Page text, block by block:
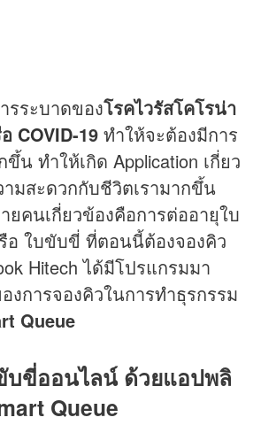
ระบาดของโรคไวรัสโคโรน่า
COVID-19 ทำให้จะต้องมีการ
ขึ้น ทำให้เกิด Application เกี่ยว
มสะดวกกับชีวิตเรามากขึ้น
ยคนเกี่ยวข้องคือการต่ออายุใบ
ใบขับขี่ ที่ตอนนี้ต้องจองคิว
Hitech ได้มีโปรแกรมมา
งการจองคิวในการทำธุรกรรม
Queue
บขี่ออนไลน์ ด้วยแอปพลิ
Queue